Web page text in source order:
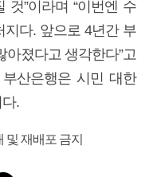
”이라며 “이번엔 수
다. 앞으로 4년간 부
졌다고 생각한다”고
산은행은 시민 대한
.
및 재배포 금지